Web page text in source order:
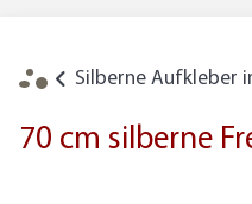
Silberne Aufkleber
70 cm silberne